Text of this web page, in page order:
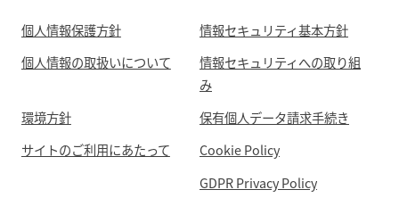
個人情報保護方針
情報セキュリティ基本方針
個人情報の取扱いについて
情報セキュリティへの取り組
み
環境方針
保有個人データ請求手続き
サイトのご利用にあたって
Cookie Policy
GDPR Privacy Policy